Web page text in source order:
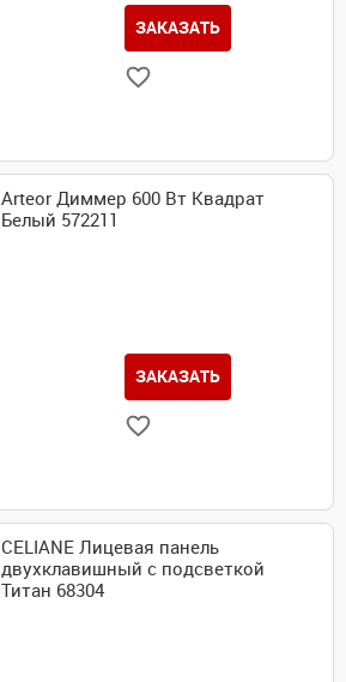
ЗАКАЗАТЬ
Arteor Диммер 600 Вт Квадрат
Белый 572211
ЗАКАЗАТЬ
CELIANE Лицевая панель
двухклавишный с подсветкой
Титан 68304